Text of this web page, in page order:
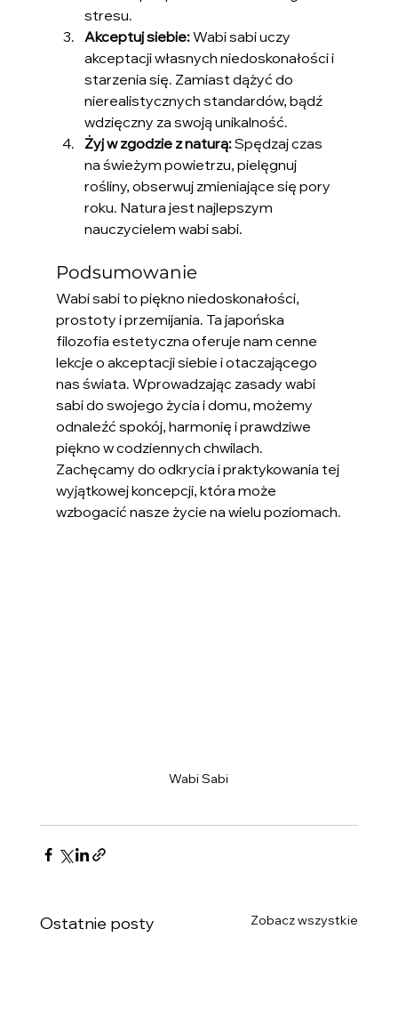
stresu.
Akceptuj siebie: Wabi sabi uczy
akceptacji własnych niedoskonałości i
starzenia się. Zamiast dążyć do
nierealistycznych standardów, bądź
wdzięczny za swoją unikalność.
Żyj w zgodzie z naturą: Spędzaj czas
na świeżym powietrzu, pielęgnuj
rośliny, obserwuj zmieniające się pory
roku. Natura jest najlepszym
nauczycielem wabi sabi.
Podsumowanie
Wabi sabi to piękno niedoskonałości,
prostoty i przemijania. Ta japońska
filozofia estetyczna oferuje nam cenne
lekcje o akceptacji siebie i otaczającego
nas świata. Wprowadzając zasady wabi
sabi do swojego życia i domu, możemy
odnaleźć spokój, harmonię i prawdziwe
piękno w codziennych chwilach.
Zachęcamy do odkrycia i praktykowania tej
wyjątkowej koncepcji, która może
wzbogacić nasze życie na wielu poziomach.
Wabi Sabi
Ostatnie posty Zobacz wszystkie